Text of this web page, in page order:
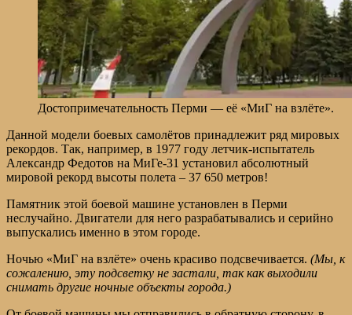
Достопримечательность Перми — её «МиГ на взлёте».
Данной модели боевых самолётов принадлежит ряд мировых
рекордов. Так, например, в 1977 году летчик-испытатель
Александр Федотов на МиГе-31 установил абсолютный
мировой рекорд высоты полета – 37 650 метров!
Памятник этой боевой машине установлен в Перми
неслучайно. Двигатели для него разрабатывались и серийно
выпускались именно в этом городе.
Ночью «МиГ на взлёте» очень красиво подсвечивается. (Мы, к
сожалению, эту подсветку не застали, так как выходили
снимать другие ночные объекты города.)